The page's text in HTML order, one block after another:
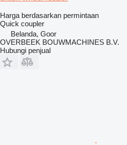
Harga berdasarkan permintaan
Quick coupler
Belanda, Goor
OVERBEEK BOUWMACHINES B.V.
Hubungi penjual